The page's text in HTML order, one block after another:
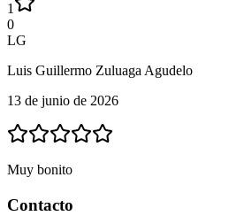
1
0
LG
Luis Guillermo Zuluaga Agudelo
13 de junio de 2026
Muy bonito
Contacto